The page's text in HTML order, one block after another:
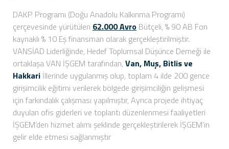
DAKP Programı (Doğu Anadolu Kalkınma Programı)
çerçevesinde yürütülen 62.000 Avro Bütçeli, % 90 AB Fon
kaynaklı % 10 Eş finansman olarak gerçekleştirilmiştir.
VANSİAD Liderliğinde, Hedef Toplumsal Düşünce Derneği ile
ortaklaşa VAN İŞGEM tarafından, Van, Muş, Bitlis ve
Hakkari İllerinde uygulanmış olup, toplam 4 ilde 200 gence
girişimcilik eğitimi verilerek bölgede girişimciliğin gelişmesi
için farkındalık çalışması yapılmıştır, Ayrıca projede ihtiyaç
duyulan ofis giderleri ve toplantı düzenlenmesi faaliyetleri
İŞGEM’den hizmet alımı şeklinde gerçekleştirilerek İŞGEM’in
gelir elde etmesi sağlanmıştır